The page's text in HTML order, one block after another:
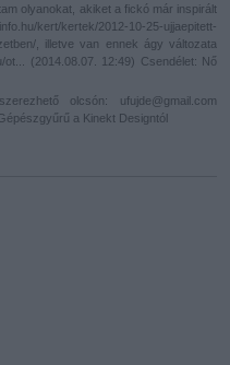
olyanokat, akiket a fickó már inspirált
kert/kertek/2012-10-25-ujjaepitett-
, illetve van ennek ágy változata
ot... (2014.08.07. 12:49) Csendélet: Nő
olcsón: ufujde@gmail.com
a Kinekt Designtól